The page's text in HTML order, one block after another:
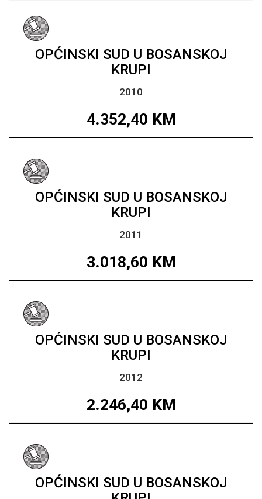
OPĆINSKI SUD U BOSANSKOJ
KRUPI
2010
4.352,40 KM
OPĆINSKI SUD U BOSANSKOJ
KRUPI
2011
3.018,60 KM
OPĆINSKI SUD U BOSANSKOJ
KRUPI
2012
2.246,40 KM
OPĆINSKI SUD U BOSANSKOJ